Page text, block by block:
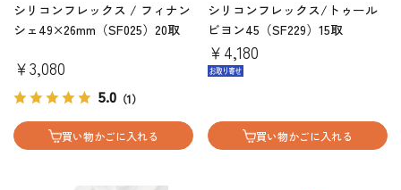
シリコンフレックス / フィナン
シェ49×26mm（SF025）20取
￥3,080
5.0 （1）
買い物かごに入れる
シリコンフレックス/トゥール
ビヨン45（SF229）15取
￥4,180
買い物かごに入れる